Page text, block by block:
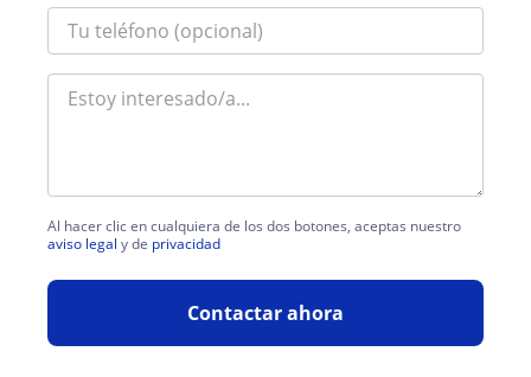
Al hacer clic en cualquiera de los dos botones, aceptas nuestro
aviso legal y de privacidad
Contactar ahora